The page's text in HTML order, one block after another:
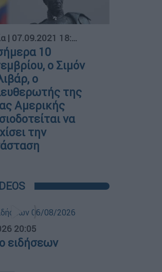
| 07.09.2021 18:23
10
ο Σιμόν
ο
της
Αμερικής
να
την
20:05
ειδήσεων